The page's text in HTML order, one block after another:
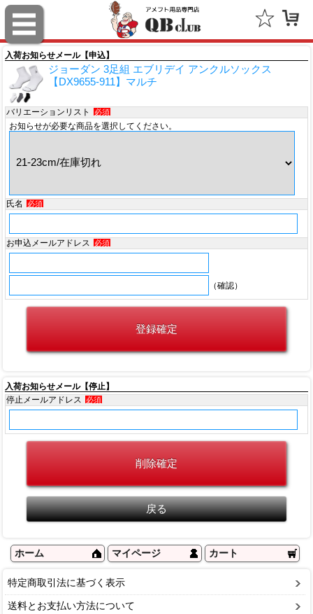
入荷お知らせメール【申込】
ジョーダン 3足組 エブリデイ アンクルソックス
【DX9655-911】マルチ
バリエーションリスト 必須
お知らせが必要な商品を選択してください。
氏名 必須
お申込メールアドレス 必須
（確認）
入荷お知らせメール【停止】
停止メールアドレス
必須
ホーム マイページ カート
特定商取引法に基づく表示
送料とお支払い方法について
スポルディング（SPALDING）
ミッチェル＆ネス（Mitchell & Ness）
ポータフォン（PORTAPHONE）
ギルマンギア（Gilman Gear）
すべて